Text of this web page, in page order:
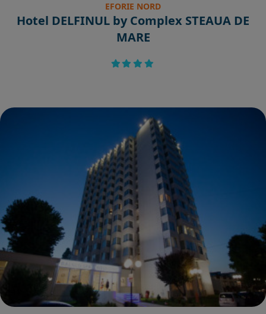
EFORIE NORD
Hotel DELFINUL by Complex STEAUA DE
MARE